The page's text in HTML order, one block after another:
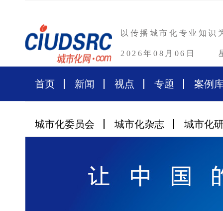
以传播城市化专业知识
2026年08月06日
首页 新闻 视点 专题 案例
城市化委员会 城市化杂志 城市化